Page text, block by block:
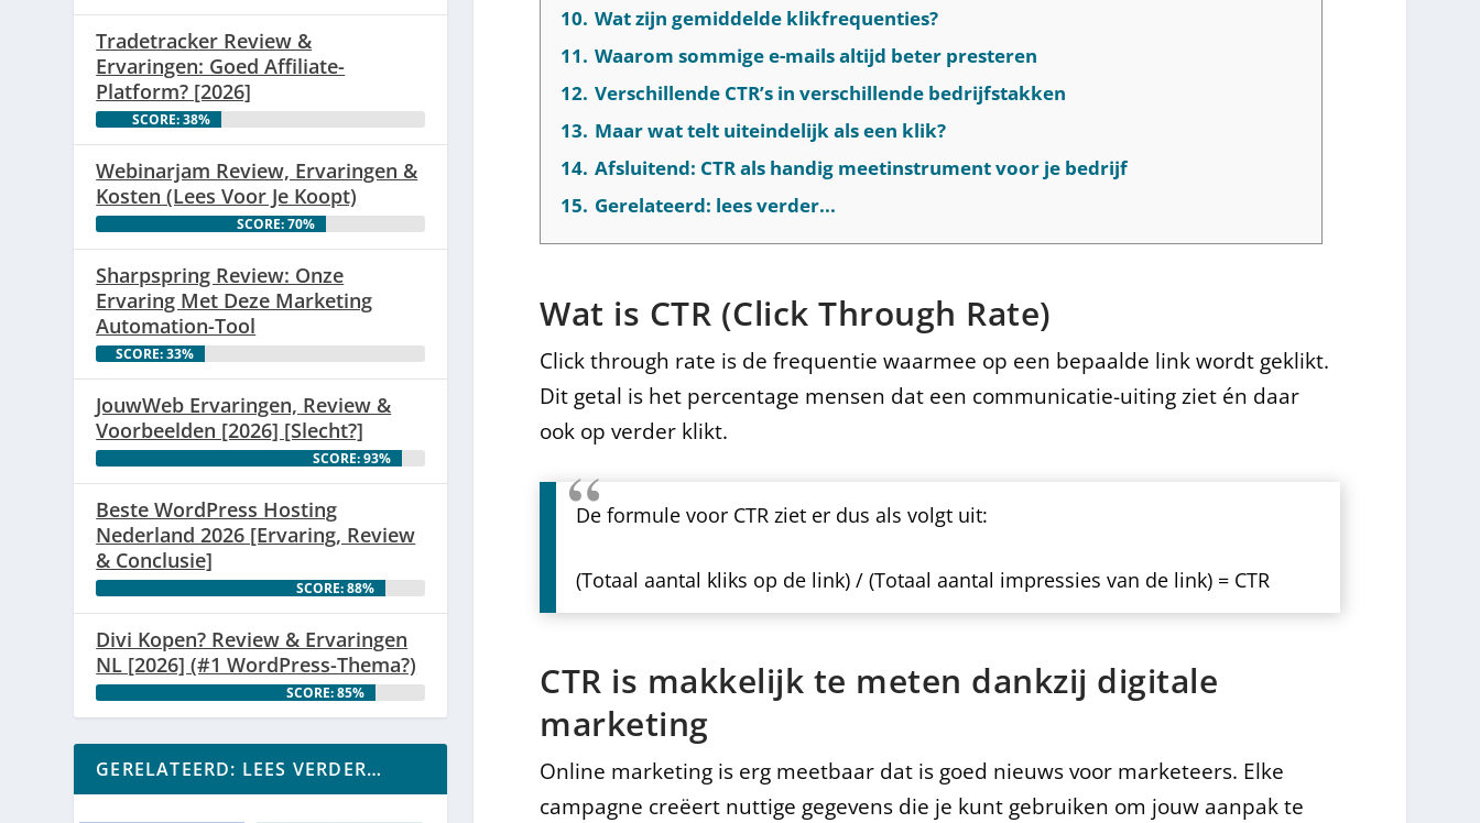
10. Wat zijn gemiddelde klikfrequenties?
11. Waarom sommige e-mails altijd beter presteren
12. Verschillende CTR’s in verschillende bedrijfstakken
13. Maar wat telt uiteindelijk als een klik?
14. Afsluitend: CTR als handig meetinstrument voor je bedrijf
15. Gerelateerd: lees verder...
Wat is CTR (Click Through Rate)
Click through rate is de frequentie waarmee op een bepaalde link wordt geklikt.
Dit getal is het percentage mensen dat een communicatie-uiting ziet én daar
ook op verder klikt.
De formule voor CTR ziet er dus als volgt uit:
(Totaal aantal kliks op de link) / (Totaal aantal impressies van de link) = CTR
CTR is makkelijk te meten dankzij digitale
marketing
Online marketing is erg meetbaar dat is goed nieuws voor marketeers. Elke
campagne creëert nuttige gegevens die je kunt gebruiken om jouw aanpak te
Tradetracker Review &
Ervaringen: Goed Affiliate-
Platform? [2026]
SCORE: 38%
Webinarjam Review, Ervaringen &
Kosten (Lees Voor Je Koopt)
SCORE: 70%
Sharpspring Review: Onze
Ervaring Met Deze Marketing
Automation-Tool
SCORE: 33%
JouwWeb Ervaringen, Review &
Voorbeelden [2026] [Slecht?]
SCORE: 93%
Beste WordPress Hosting
Nederland 2026 [Ervaring, Review
& Conclusie]
SCORE: 88%
Divi Kopen? Review & Ervaringen
NL [2026] (#1 WordPress-Thema?)
SCORE: 85%
GERELATEERD: LEES VERDER…